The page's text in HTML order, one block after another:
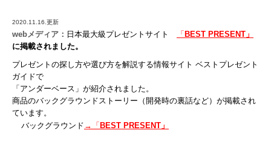
2020.11.16.更新
webメディア： 日本最大級プレゼントサイト 「 BEST PRESENT」
に掲載されました。
プレゼントの探し方や選び方を解説する情報サイト ベストプレゼント
ガイドで
「アンダーベース」が紹介されました。
商品のバックグラウンドストーリー（開発時の裏話など）が掲載され
ています。
バックグラウンド →「 BEST PRESENT」